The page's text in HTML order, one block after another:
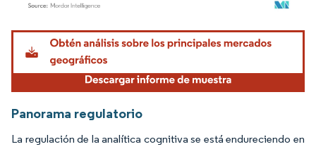
Imagen © Mordor Intelligence. El uso requiere atribución según CC BY 4.0.
Panorama regulatorio
La regulación de la analítica cognitiva se está endureciendo en